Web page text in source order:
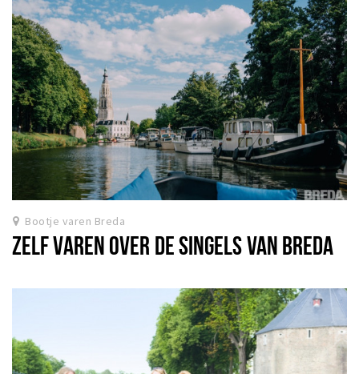
Bootje varen Breda
ZELF VAREN OVER DE SINGELS VAN BREDA